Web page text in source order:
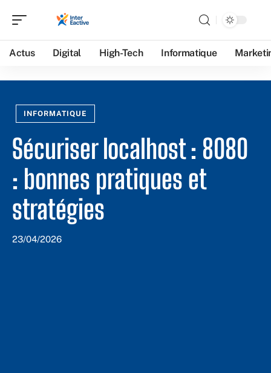
Actus Digital High-Tech Informatique
INFORMATIQUE
Sécuriser localhost : 8080
: bonnes pratiques et
stratégies
23/04/2026